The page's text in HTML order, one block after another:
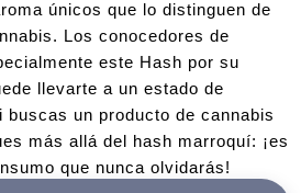
únicos que lo distinguen de
Los conocedores de
este Hash por su
llevarte a un estado de
más allá del hash marroquí: ¡es
que nunca olvidarás!